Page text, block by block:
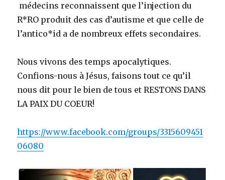
médecins reconnaissent que l’injection du
R*RO produit des cas d’autisme et que celle de
l’antico*id a de nombreux effets secondaires.
Nous vivons des temps apocalytiques.
Confions-nous à Jésus, faisons tout ce qu’il
nous dit pour le bien de tous et RESTONS DANS
LA PAIX DU COEUR!
https://www.facebook.com/groups/3315609451
06080